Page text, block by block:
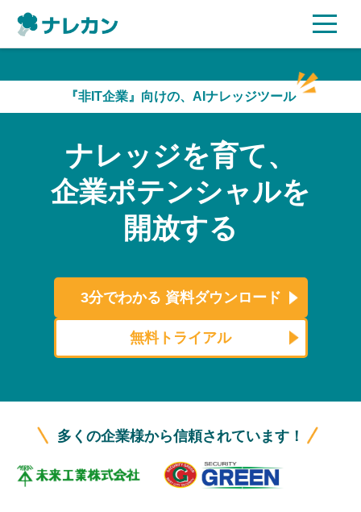
AI機能
ご利用企業様の声
セキュリティ
よくある質問
資料ダウンロード
ログイン
『非IT企業』向けの、AIナレッジツール
ナレッジを育て、
企業ポテンシャルを
開放する
3分でわかる 資料ダウンロード
無料トライアル
多くの企業様から信頼されています！